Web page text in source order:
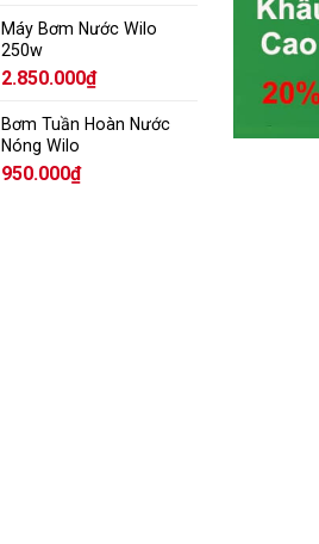
Máy Bơm Nước Wilo
250w
2.850.000₫
Bơm Tuần Hoàn Nước
Nóng Wilo
950.000₫